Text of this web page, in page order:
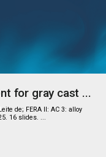
for gray cast ...
de; FERA II: AC 3: alloy
16 slides. ...